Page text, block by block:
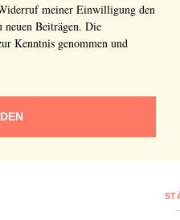
meiner Einwilligung den
Beiträgen. Die
Kenntnis genommen und